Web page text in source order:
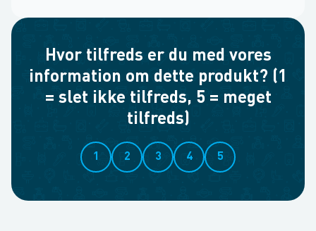
Hvor tilfreds er du med vores
information om dette produkt? (1
= slet ikke tilfreds, 5 = meget
tilfreds)
1 2 3 4 5